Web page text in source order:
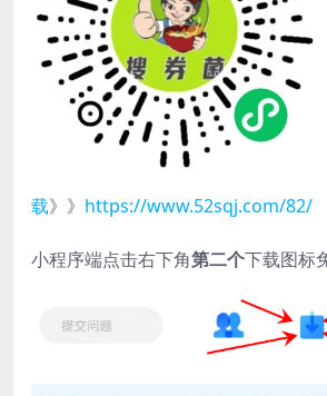
载》》 https://www.52sqj.com/82/
小程序端点击右下角第二个下载图标